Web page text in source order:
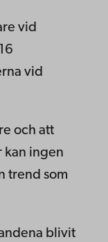
vid
vid
och att
kan ingen
trend som
blivit